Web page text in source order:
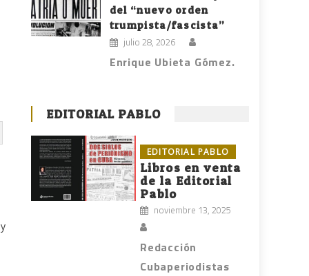
del “nuevo orden
trumpista/fascista”
julio 28, 2026
Enrique Ubieta Gómez.
EDITORIAL PABLO
EDITORIAL PABLO
Libros en venta
de la Editorial
Pablo
noviembre 13, 2025
Redacción
Cubaperiodistas